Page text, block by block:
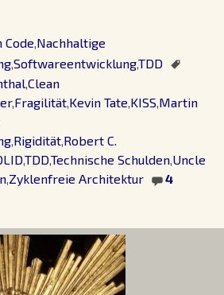
Code,Nachhaltige
,Softwareentwicklung,TDD
,Clean
,Fragilität,Kevin Tate,KISS,Martin
,Rigidität,Robert C.
,TDD,Technische Schulden,Uncle
,Zyklenfreie Architektur
4